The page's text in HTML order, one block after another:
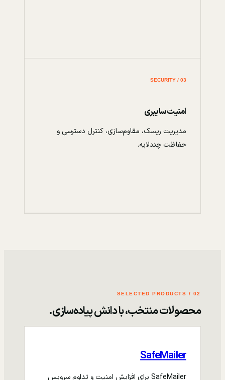
03 / SECURITY
امنیت سایبری
مدیریت ریسک، مقاوم‌سازی، کنترل دسترسی و
حفاظت چندلایه.
02 / SELECTED PRODUCTS
محصولات منتخب، با دانش پیاده‌سازی.
SafeMailer
SafeMailer برای افزایش امنیت و تداوم سرویس